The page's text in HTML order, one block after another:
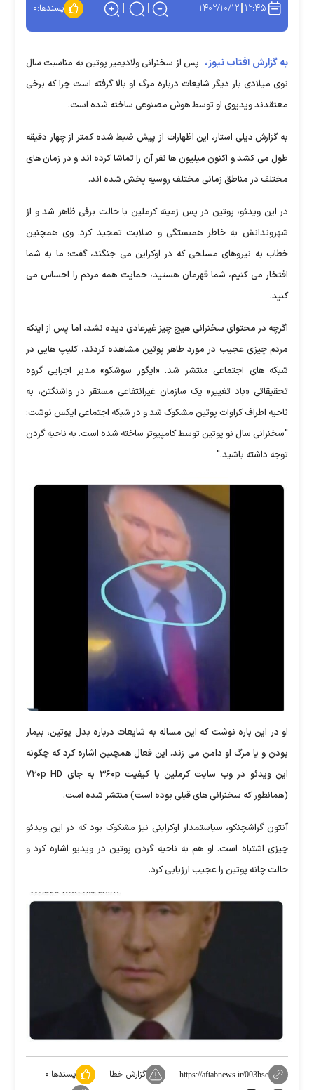
۱۲:۴۵ ۱۴۰۲/۱۰/۱۲ پسندها:۰
به گزارش آفتاب نیوز، پس از سخنرانی ولادیمیر پوتین به مناسبت سال
نوی میلادی بار دیگر شایعات درباره مرگ او بالا گرفته است چرا که برخی
معتقدند ویدیوی او توسط هوش مصنوعی ساخته شده است.
به گزارش دیلی استار، این اظهارات از پیش ضبط شده کمتر از چهار دقیقه
طول می کشد و اکنون میلیون ها نفر آن را تماشا کرده اند و در زمان های
مختلف در مناطق زمانی مختلف روسیه پخش شده اند.
در این ویدئو، پوتین در پس زمینه کرملین با حالت برفی ظاهر شد و از
شهروندانش به خاطر همبستگی و صلابت تمجید کرد. وی همچنین
خطاب به نیروهای مسلحی که در اوکراین می جنگند، گفت: ما به شما
افتخار می کنیم، شما قهرمان هستید، حمایت همه مردم را احساس می
کنید.
اگرچه در محتوای سخنرانی هیچ چیز غیرعادی دیده نشد، اما پس از اینکه
مردم چیزی عجیب در مورد ظاهر پوتین مشاهده کردند، کلیپ هایی در
شبکه های اجتماعی منتشر شد. «ایگور سوشکو» مدیر اجرایی گروه
تحقیقاتی «باد تغییر» یک سازمان غیرانتفاعی مستقر در واشنگتن، به
ناحیه اطراف کراوات پوتین مشکوک شد و در شبکه اجتماعی ایکس نوشت:
"سخنرانی سال نو پوتین توسط کامپیوتر ساخته شده است. به ناحیه گردن
توجه داشته باشید."
او در این باره نوشت که این مساله به شایعات درباره بدل پوتین، بیمار
بودن و یا مرگ او دامن می زند. این فعال همچنین اشاره کرد که چگونه
این ویدئو در وب سایت کرملین با کیفیت ۳۶۰p به جای ۷۲۰p HD
(همانطور که سخنرانی های قبلی بوده است) منتشر شده است.
آنتون گراشچنکو، سیاستمدار اوکراینی نیز مشکوک بود که در این ویدئو
چیزی اشتباه است. او هم به ناحیه گردن پوتین در ویدیو اشاره کرد و
حالت چانه پوتین را عجیب ارزیابی کرد.
https://aftabnews.ir/003hse گزارش خطا پسندها:۰